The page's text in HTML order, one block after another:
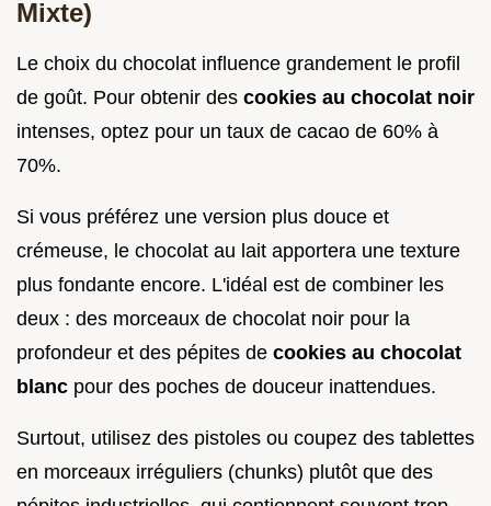
Mixte)
Le choix du chocolat influence grandement le profil
de goût. Pour obtenir des cookies au chocolat noir
intenses, optez pour un taux de cacao de 60% à
70%.
Si vous préférez une version plus douce et
crémeuse, le chocolat au lait apportera une texture
plus fondante encore. L'idéal est de combiner les
deux : des morceaux de chocolat noir pour la
profondeur et des pépites de cookies au chocolat
blanc pour des poches de douceur inattendues.
Surtout, utilisez des pistoles ou coupez des tablettes
en morceaux irréguliers (chunks) plutôt que des